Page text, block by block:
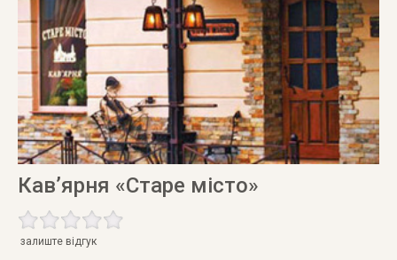
Кав’ярня «Старе місто»
залиште відгук